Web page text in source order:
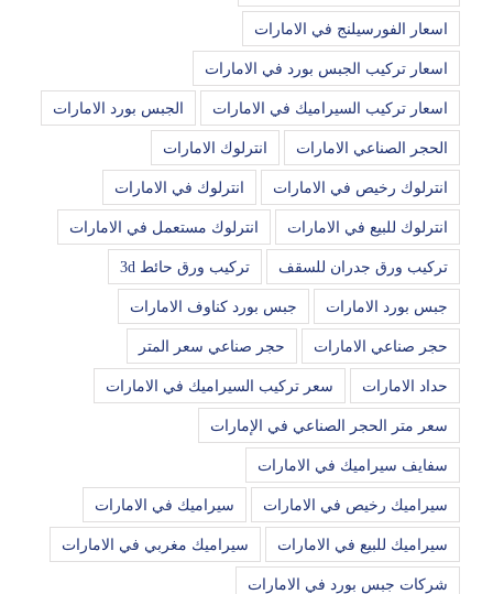
اسعار الفورسيلنج في الامارات
اسعار تركيب الجبس بورد في الامارات
اسعار تركيب السيراميك في الامارات الجبس بورد الامارات
الحجر الصناعي الامارات انترلوك الامارات
انترلوك رخيص في الامارات انترلوك في الامارات
انترلوك للبيع في الامارات انترلوك مستعمل في الامارات
تركيب ورق جدران للسقف تركيب ورق حائط 3d
جبس بورد الامارات جبس بورد كناوف الامارات
حجر صناعي الامارات حجر صناعي سعر المتر
حداد الامارات سعر تركيب السيراميك في الامارات
سعر متر الحجر الصناعي في الإمارات
سفايف سيراميك في الامارات
سيراميك رخيص في الامارات سيراميك في الامارات
سيراميك للبيع في الامارات سيراميك مغربي في الامارات
شركات جبس بورد في الامارات